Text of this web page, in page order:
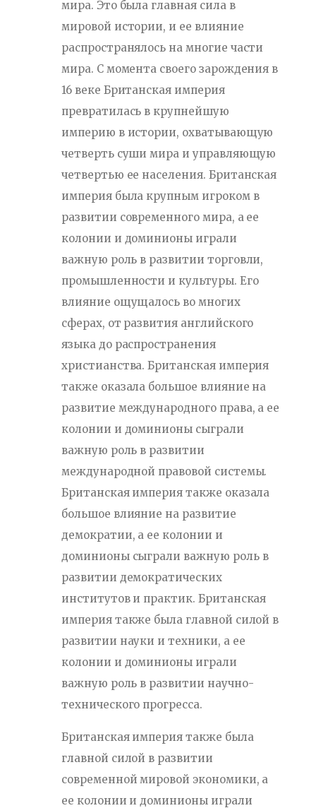
мира. Это была главная сила в
мировой истории, и ее влияние
распространялось на многие части
мира. С момента своего зарождения в
16 веке Британская империя
превратилась в крупнейшую
империю в истории, охватывающую
четверть суши мира и управляющую
четвертью ее населения. Британская
империя была крупным игроком в
развитии современного мира, а ее
колонии и доминионы играли
важную роль в развитии торговли,
промышленности и культуры. Его
влияние ощущалось во многих
сферах, от развития английского
языка до распространения
христианства. Британская империя
также оказала большое влияние на
развитие международного права, а ее
колонии и доминионы сыграли
важную роль в развитии
международной правовой системы.
Британская империя также оказала
большое влияние на развитие
демократии, а ее колонии и
доминионы сыграли важную роль в
развитии демократических
институтов и практик. Британская
империя также была главной силой в
развитии науки и техники, а ее
колонии и доминионы играли
важную роль в развитии научно-
технического прогресса.
Британская империя также была
главной силой в развитии
современной мировой экономики, а
ее колонии и доминионы играли